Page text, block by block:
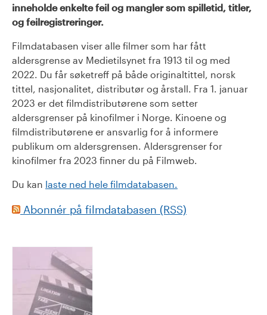
inneholde enkelte feil og mangler som spilletid, titler,
og feilregistreringer.
Filmdatabasen viser alle filmer som har fått
aldersgrense av Medietilsynet fra 1913 til og med
2022. Du får søketreff på både originaltittel, norsk
tittel, nasjonalitet, distributør og årstall. Fra 1. januar
2023 er det filmdistributørene som setter
aldersgrenser på kinofilmer i Norge. Kinoene og
filmdistributørene er ansvarlig for å informere
publikum om aldersgrensen. Aldersgrenser for
kinofilmer fra 2023 finner du på Filmweb.
Du kan laste ned hele filmdatabasen.
Abonnér på filmdatabasen (RSS)